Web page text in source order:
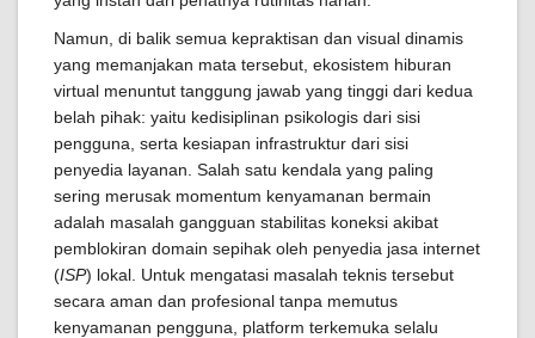
Namun, di balik semua kepraktisan dan visual dinamis
yang memanjakan mata tersebut, ekosistem hiburan
virtual menuntut tanggung jawab yang tinggi dari kedua
belah pihak: yaitu kedisiplinan psikologis dari sisi
pengguna, serta kesiapan infrastruktur dari sisi
penyedia layanan. Salah satu kendala yang paling
sering merusak momentum kenyamanan bermain
adalah masalah gangguan stabilitas koneksi akibat
pemblokiran domain sepihak oleh penyedia jasa internet
(ISP) lokal. Untuk mengatasi masalah teknis tersebut
secara aman dan profesional tanpa memutus
kenyamanan pengguna, platform terkemuka selalu